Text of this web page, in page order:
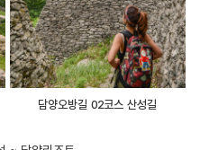
담양오방길 02코스 산성길